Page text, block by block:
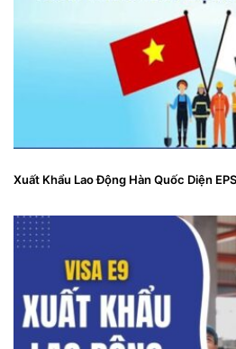
Xuất Khẩu Lao Động Hàn Quốc Diện